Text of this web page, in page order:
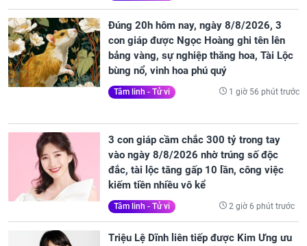
Đúng 20h hôm nay, ngày 8/8/2026, 3
con giáp được Ngọc Hoàng ghi tên lên
bảng vàng, sự nghiệp thăng hoa, Tài Lộc
bùng nổ, vinh hoa phú quý
Tâm linh - Tử vi 1 giờ 56 phút trước
3 con giáp cầm chắc 300 tỷ trong tay
vào ngày 8/8/2026 nhờ trúng số độc
đắc, tài lộc tăng gấp 10 lần, công việc
kiếm tiền nhiều vô kể
Tâm linh - Tử vi 2 giờ 6 phút trước
Triệu Lệ Dĩnh liên tiếp được Kim Ưng ưu